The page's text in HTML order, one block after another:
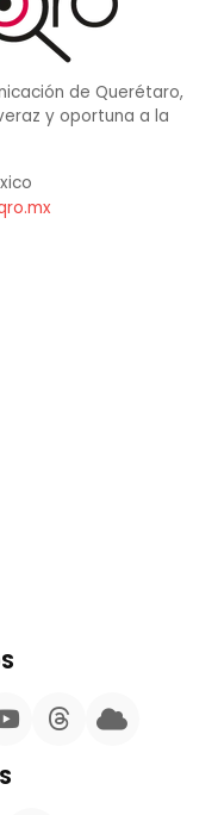
de Querétaro,
y oportuna a la